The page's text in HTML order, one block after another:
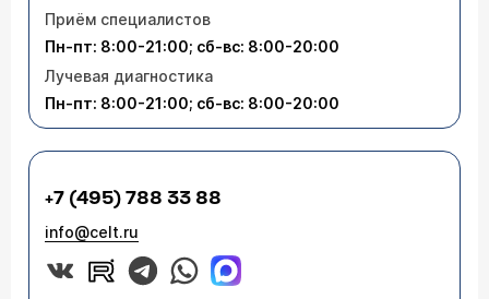
Приём специалистов
Пн-пт: 8:00-21:00; сб-вс: 8:00-20:00
Лучевая диагностика
Пн-пт: 8:00-21:00; сб-вс: 8:00-20:00
+7 (495) 788 33 88
info@celt.ru